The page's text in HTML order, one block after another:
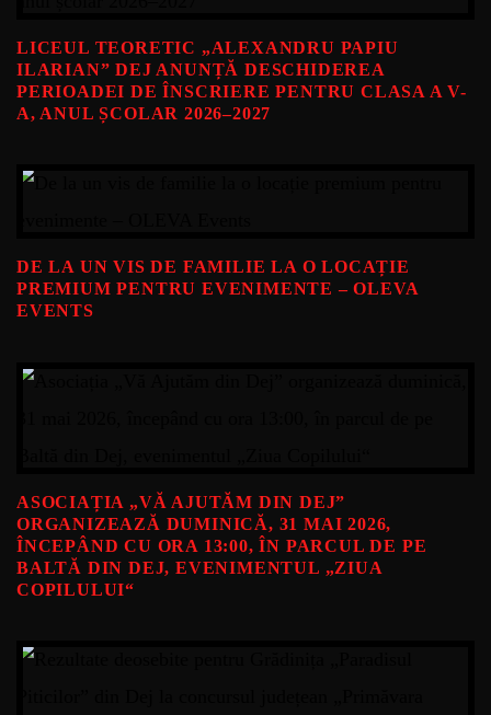
LICEUL TEORETIC „ALEXANDRU PAPIU
ILARIAN” DEJ ANUNȚĂ DESCHIDEREA
PERIOADEI DE ÎNSCRIERE PENTRU CLASA A V-
A, ANUL ȘCOLAR 2026–2027
DE LA UN VIS DE FAMILIE LA O LOCAȚIE
PREMIUM PENTRU EVENIMENTE – OLEVA
EVENTS
ASOCIAȚIA „VĂ AJUTĂM DIN DEJ”
ORGANIZEAZĂ DUMINICĂ, 31 MAI 2026,
ÎNCEPÂND CU ORA 13:00, ÎN PARCUL DE PE
BALTĂ DIN DEJ, EVENIMENTUL „ZIUA
COPILULUI“